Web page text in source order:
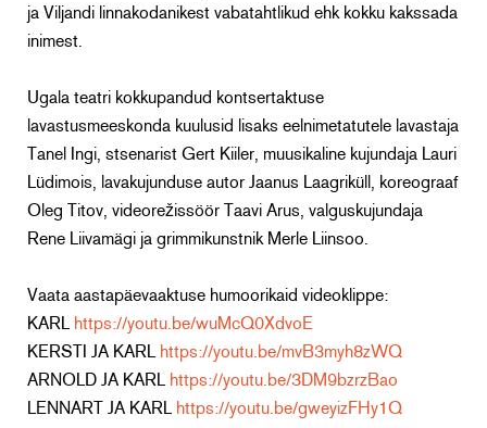
ja Viljandi linnakodanikest vabatahtlikud ehk kokku kakssada
inimest.
Ugala teatri kokkupandud kontsertaktuse
lavastusmeeskonda kuulusid lisaks eelnimetatutele lavastaja
Tanel Ingi, stsenarist Gert Kiiler, muusikaline kujundaja Lauri
Lüdimois, lavakujunduse autor Jaanus Laagriküll, koreograaf
Oleg Titov, videorežissöör Taavi Arus, valguskujundaja
Rene Liivamägi ja grimmikunstnik Merle Liinsoo.
Vaata aastapäevaaktuse humoorikaid videoklippe:
KARL
https://youtu.be/wuMcQ0XdvoE
KERSTI JA KARL
https://youtu.be/mvB3myh8zWQ
ARNOLD JA KARL
https://youtu.be/3DM9bzrzBao
LENNART JA KARL
https://youtu.be/gweyizFHy1Q